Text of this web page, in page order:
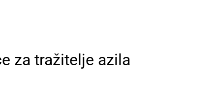
za tražitelje azila